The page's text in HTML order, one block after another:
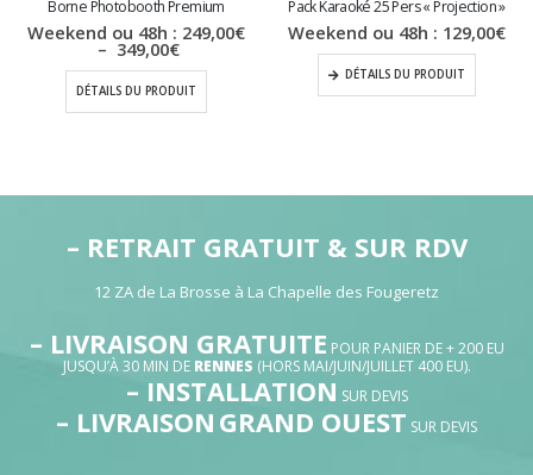
Borne Photobooth Premium
Weekend ou 48h : 249,00€
– 349,00€Plage
de
prix :
249,00€
à
DÉTAILS DU PRODUIT
Pack Karaoké 25 Pers « Projection »
Weekend ou 48h : 129,00€
DÉTAILS DU PRODUIT
– RETRAIT GRATUIT & SUR RDV
12 ZA de La Brosse à La Chapelle des Fougeretz
– LIVRAISON GRATUITE POUR PANIER DE + 200 EU
JUSQU’À 30 MIN DE RENNES (HORS MAI/JUIN/JUILLET 400 EU).
– INSTALLATION SUR DEVIS
– LIVRAISON GRAND OUEST SUR DEVIS